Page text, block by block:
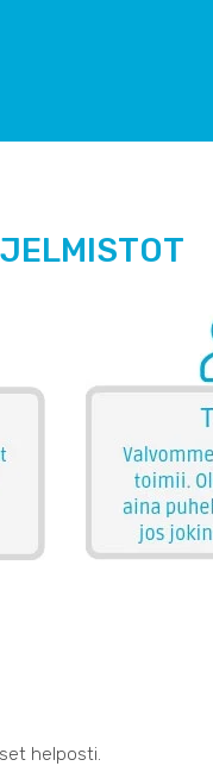
helposti.